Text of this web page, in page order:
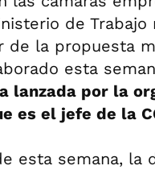
de
de la propuesta
esta
lanzada por la
es el jefe de la
esta semana, la